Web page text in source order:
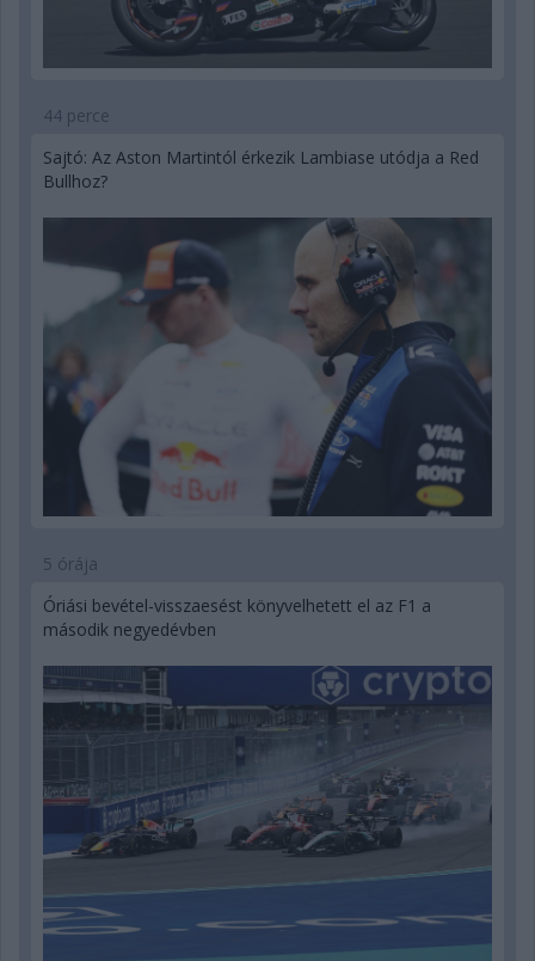
44 perce
Sajtó: Az Aston Martintól érkezik Lambiase utódja a Red
Bullhoz?
5 órája
Óriási bevétel-visszaesést könyvelhetett el az F1 a
második negyedévben